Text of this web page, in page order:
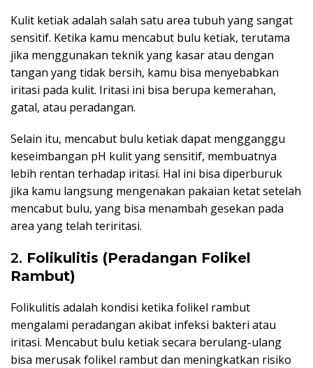
Kulit ketiak adalah salah satu area tubuh yang sangat
sensitif. Ketika kamu mencabut bulu ketiak, terutama
jika menggunakan teknik yang kasar atau dengan
tangan yang tidak bersih, kamu bisa menyebabkan
iritasi pada kulit. Iritasi ini bisa berupa kemerahan,
gatal, atau peradangan.
Selain itu, mencabut bulu ketiak dapat mengganggu
keseimbangan pH kulit yang sensitif, membuatnya
lebih rentan terhadap iritasi. Hal ini bisa diperburuk
jika kamu langsung mengenakan pakaian ketat setelah
mencabut bulu, yang bisa menambah gesekan pada
area yang telah teriritasi.
2. Folikulitis (Peradangan Folikel
Rambut)
Folikulitis adalah kondisi ketika folikel rambut
mengalami peradangan akibat infeksi bakteri atau
iritasi. Mencabut bulu ketiak secara berulang-ulang
bisa merusak folikel rambut dan meningkatkan risiko